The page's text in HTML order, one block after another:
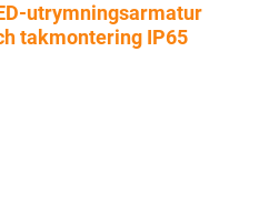
utrymningsarmatur
takmontering IP65